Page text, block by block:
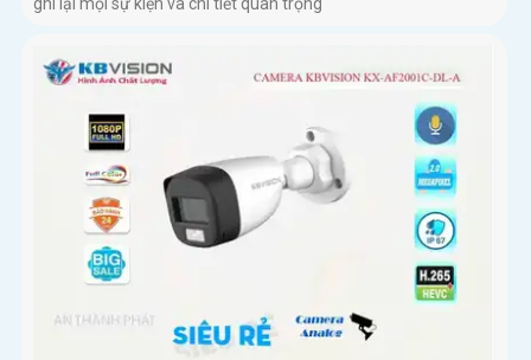
ghi lại mọi sự kiện và chi tiết quan trọng